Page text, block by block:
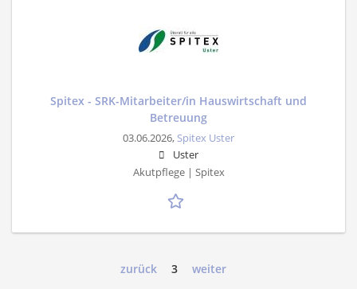
Spitex - SRK-Mitarbeiter/in Hauswirtschaft und
Betreuung
03.06.2026, Spitex Uster
Uster
Akutpflege | Spitex
zurück 3 weiter